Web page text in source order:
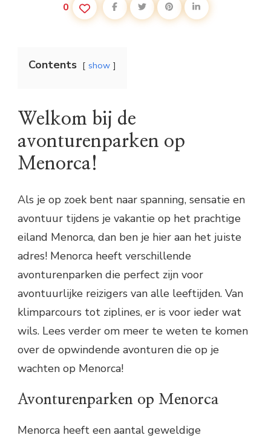
0
Contents show
Welkom bij de
avonturenparken op
Menorca!
Als je op zoek bent naar spanning, sensatie en
avontuur tijdens je vakantie op het prachtige
eiland Menorca, dan ben je hier aan het juiste
adres! Menorca heeft verschillende
avonturenparken die perfect zijn voor
avontuurlijke reizigers van alle leeftijden. Van
klimparcours tot ziplines, er is voor ieder wat
wils. Lees verder om meer te weten te komen
over de opwindende avonturen die op je
wachten op Menorca!
Avonturenparken op Menorca
Menorca heeft een aantal geweldige